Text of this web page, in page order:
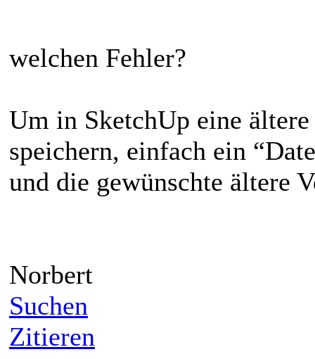
welchen Fehler?
Um in SketchUp eine
speichern, einfach ein
und die gewünschte ältere
Norbert
Suchen
Zitieren